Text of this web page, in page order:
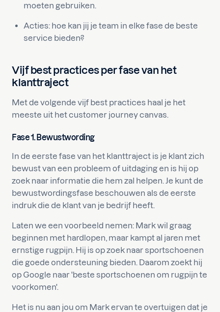
moeten gebruiken.
Acties: hoe kan jij je team in elke fase de beste
service bieden?
Vijf best practices per fase van het
klanttraject
Met de volgende vijf best practices haal je het
meeste uit het customer journey canvas.
Fase 1. Bewustwording
In de eerste fase van het klanttraject is je klant zich
bewust van een probleem of uitdaging en is hij op
zoek naar informatie die hem zal helpen. Je kunt de
bewustwordingsfase beschouwen als de eerste
indruk die de klant van je bedrijf heeft.
Laten we een voorbeeld nemen: Mark wil graag
beginnen met hardlopen, maar kampt al jaren met
ernstige rugpijn. Hij is op zoek naar sportschoenen
die goede ondersteuning bieden. Daarom zoekt hij
op Google naar 'beste sportschoenen om rugpijn te
voorkomen'.
Het is nu aan jou om Mark ervan te overtuigen dat je